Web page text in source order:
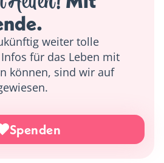
weiter tolle
für das Leben mit
können, sind wir auf
Spenden